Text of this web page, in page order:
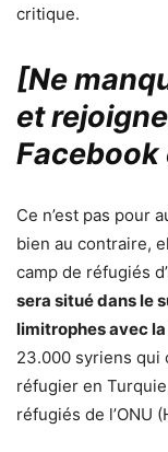
critique.
[Ne
et
Facebook
Ce n’est pas pour
bien au contraire,
camp de réfugiés
sera situé dans le
limitrophes avec
23.000 syriens qui
réfugier en
réfugiés de l’ONU